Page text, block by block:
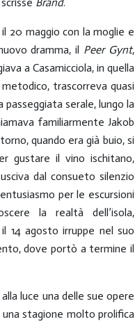
20 maggio con la moglie e
dramma, il Peer Gynt,
a Casamicciola, in quella
trascorreva quasi
serale, lungo la
familiarmente Jakob
quando era già buio, si
gustare il vino ischitano,
dal consueto silenzio
per le escursioni
la realtà dell’isola,
14 agosto irruppe nel suo
dove portò a termine il
luce una delle sue opere
stagione molto prolifica